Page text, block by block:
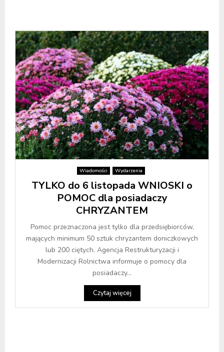
Wiadomości Wydarzenia
TYLKO do 6 listopada WNIOSKI o
POMOC dla posiadaczy
CHRYZANTEM
Pomoc przeznaczona jest tylko dla przedsiębiorców,
mających minimum 50 sztuk chryzantem doniczkowych
lub 200 ciętych. Agencja Restrukturyzacji i
Modernizacji Rolnictwa informuje o pomocy dla
posiadaczy...
Czytaj więcej